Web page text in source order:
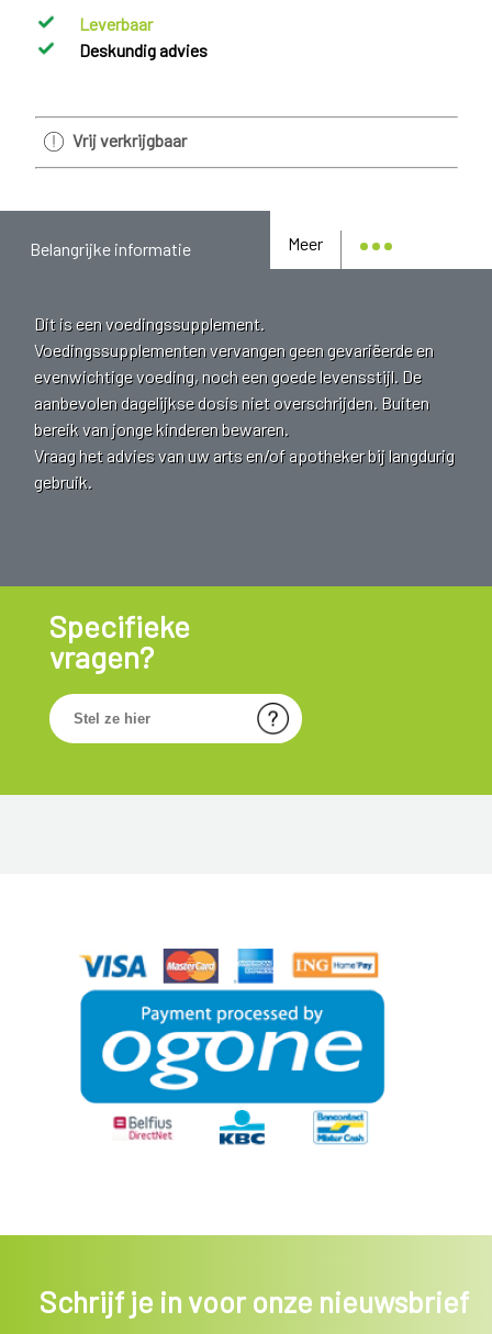
Leverbaar
Deskundig advies
Vrij verkrijgbaar
Meer
Belangrijke informatie
Dit is een voedingssupplement.
Voedingssupplementen vervangen geen gevariëerde en
evenwichtige voeding, noch een goede levensstijl. De
aanbevolen dagelijkse dosis niet overschrijden. Buiten
bereik van jonge kinderen bewaren.
Vraag het advies van uw arts en/of apotheker bij langdurig
gebruik.
Specifieke
vragen?
Schrijf je in voor onze nieuwsbrief